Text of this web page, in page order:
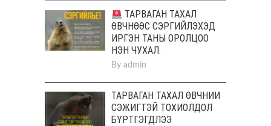
ТАРВАГАН ТАХАЛ
ӨВЧНӨӨС СЭРГИЙЛЭХЭД
ИРГЭН ТАНЫ ОРОЛЦОО
НЭН ЧУХАЛ.
By admin
ТАРВАГАН ТАХАЛ ӨВЧНИЙ
СЭЖИГТЭЙ ТОХИОЛДОЛ
БҮРТГЭГДЛЭЭ